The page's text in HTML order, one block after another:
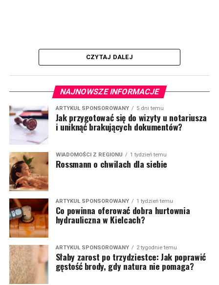
CZYTAJ DALEJ
NAJNOWSZE INFORMACJE
ARTYKUŁ SPONSOROWANY 5 dni temu
Jak przygotować się do wizyty u notariusza
i uniknąć brakujących dokumentów?
WIADOMOŚCI Z REGIONU 1 tydzień temu
Rossmann o chwilach dla siebie
ARTYKUŁ SPONSOROWANY 1 tydzień temu
Co powinna oferować dobra hurtownia
hydrauliczna w Kielcach?
ARTYKUŁ SPONSOROWANY 2 tygodnie temu
Słaby zarost po trzydziestce: Jak poprawić
gęstość brody, gdy natura nie pomaga?